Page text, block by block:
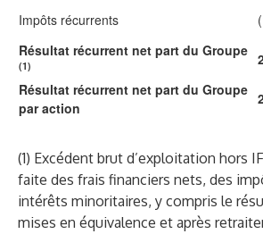
Impôts récurrents
Résultat récurrent net part du Groupe
(1)
Résultat récurrent net part du Groupe
par action
(1) Excédent brut d’exploitation hors
faite des frais financiers nets, des
intérêts minoritaires, y compris le
mises en équivalence et après